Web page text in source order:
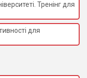
Тренінг для
для